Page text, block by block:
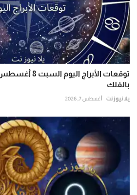
بالفلك
يلا نيوز نت أغسطس 7, 2026